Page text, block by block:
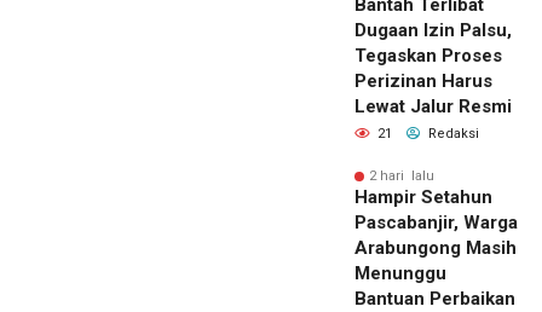
Bantah Terlibat
Dugaan Izin Palsu,
Tegaskan Proses
Perizinan Harus
Lewat Jalur Resmi
21 Redaksi
2 hari lalu
Hampir Setahun
Pascabanjir, Warga
Arabungong Masih
Menunggu
Bantuan Perbaikan